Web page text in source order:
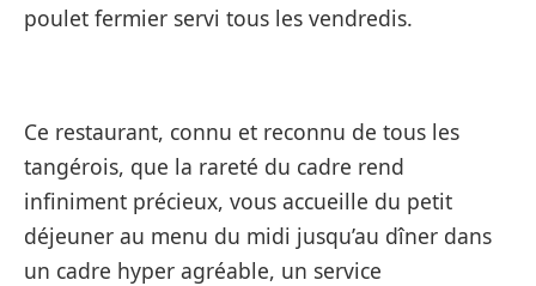
poulet fermier servi tous les vendredis.
Ce restaurant, connu et reconnu de tous les
tangérois, que la rareté du cadre rend
infiniment précieux, vous accueille du petit
déjeuner au menu du midi jusqu’au dîner dans
un cadre hyper agréable, un service